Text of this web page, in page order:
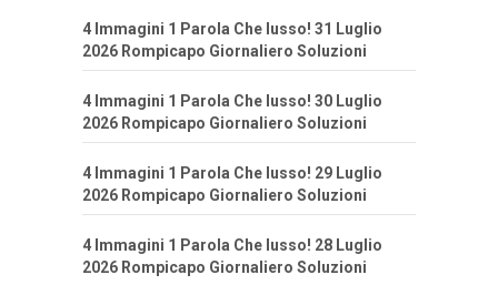
4 Immagini 1 Parola Che lusso! 31 Luglio
2026 Rompicapo Giornaliero Soluzioni
4 Immagini 1 Parola Che lusso! 30 Luglio
2026 Rompicapo Giornaliero Soluzioni
4 Immagini 1 Parola Che lusso! 29 Luglio
2026 Rompicapo Giornaliero Soluzioni
4 Immagini 1 Parola Che lusso! 28 Luglio
2026 Rompicapo Giornaliero Soluzioni